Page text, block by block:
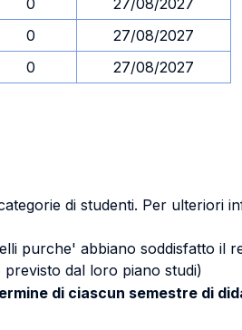
0
27/08/2027
0
27/08/2027
0 27/08/2027
di studenti. Per ulteriori
purche' abbiano soddisfatto il
dal loro piano studi)
di ciascun semestre di